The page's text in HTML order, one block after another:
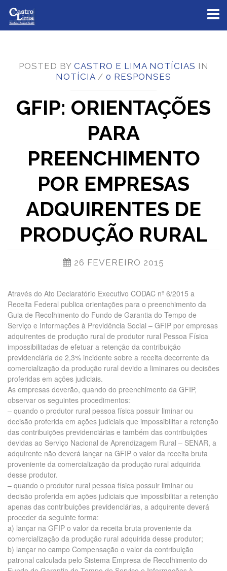
POSTED BY CASTRO E LIMA NOTÍCIAS IN
NOTÍCIA / 0 RESPONSES
GFIP: ORIENTAÇÕES
PARA
PREENCHIMENTO
POR EMPRESAS
ADQUIRENTES DE
PRODUÇÃO RURAL
26 FEVEREIRO 2015
Através do Ato Declaratório Executivo CODAC nº 6/2015 a
Receita Federal publica orientações para o preenchimento da
Guia de Recolhimento do Fundo de Garantia do Tempo de
Serviço e Informações à Previdência Social – GFIP por empresas
adquirentes de produção rural de produtor rural Pessoa Física
impossibilitadas de efetuar a retenção da contribuição
previdenciária de 2,3% incidente sobre a receita decorrente da
comercialização da produção rural devido a liminares ou decisões
proferidas em ações judiciais.
As empresas deverão, quando do preenchimento da GFIP,
observar os seguintes procedimentos:
– quando o produtor rural pessoa física possuir liminar ou
decisão proferida em ações judiciais que impossibilitar a retenção
das contribuições previdenciárias e também das contribuições
devidas ao Serviço Nacional de Aprendizagem Rural – SENAR, a
adquirente não deverá lançar na GFIP o valor da receita bruta
proveniente da comercialização da produção rural adquirida
desse produtor.
– quando o produtor rural pessoa física possuir liminar ou
decisão proferida em ações judiciais que impossibilitar a retenção
apenas das contribuições previdenciárias, a adquirente deverá
proceder da seguinte forma:
a) lançar na GFIP o valor da receita bruta proveniente da
comercialização da produção rural adquirida desse produtor;
b) lançar no campo Compensação o valor da contribuição
patronal calculada pelo Sistema Empresa de Recolhimento do